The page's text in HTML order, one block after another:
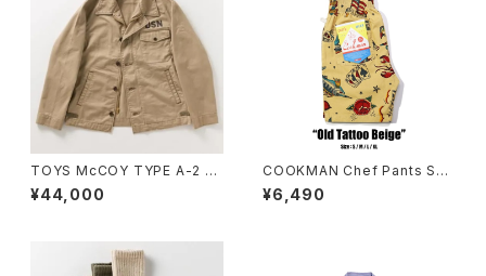
TOYS McCOY TYPE A-2 D
ECK, COMMERCIAL VER
¥44,000
COOKMAN Chef Pants Sho
rt Old Tattoo Beige
¥6,490